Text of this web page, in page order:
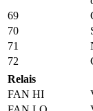
69
70
71
72
Relais
FAN HI